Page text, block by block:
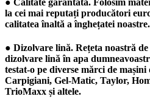
la cei mai reputați producători
calitatea înaltă a înghețatei noastre.
● Dizolvare lină. Rețeta noastră
dizolvare lină în apa
testat-o pe diverse mărci de
Carpigiani, Gel-Matic, Taylor,
TrioMaxx și altele.